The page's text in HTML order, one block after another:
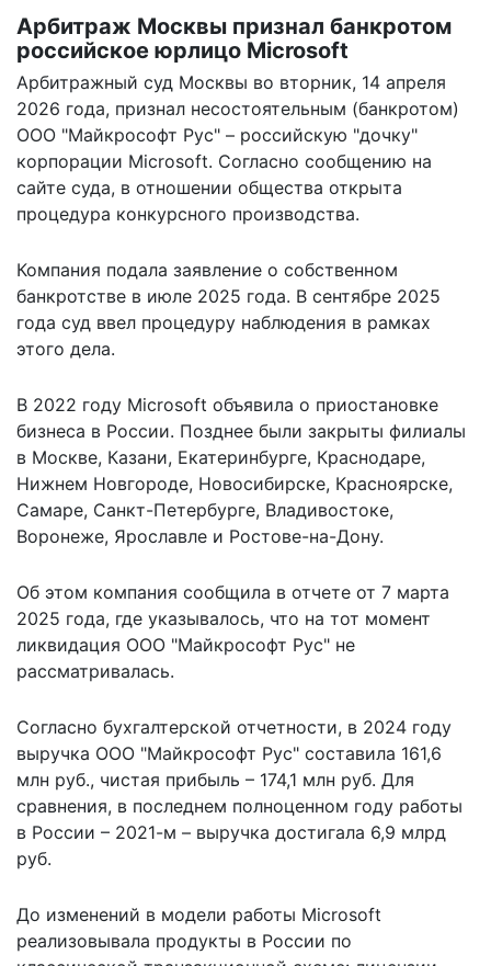
Арбитраж Москвы признал банкротом
российское юрлицо Microsoft
Арбитражный суд Москвы во вторник, 14 апреля
2026 года, признал несостоятельным (банкротом)
ООО "Майкрософт Рус" – российскую "дочку"
корпорации Microsoft. Согласно сообщению на
сайте суда, в отношении общества открыта
процедура конкурсного производства.
Компания подала заявление о собственном
банкротстве в июле 2025 года. В сентябре 2025
года суд ввел процедуру наблюдения в рамках
этого дела.
В 2022 году Microsoft объявила о приостановке
бизнеса в России. Позднее были закрыты филиалы
в Москве, Казани, Екатеринбурге, Краснодаре,
Нижнем Новгороде, Новосибирске, Красноярске,
Самаре, Санкт-Петербурге, Владивостоке,
Воронеже, Ярославле и Ростове-на-Дону.
Об этом компания сообщила в отчете от 7 марта
2025 года, где указывалось, что на тот момент
ликвидация ООО "Майкрософт Рус" не
рассматривалась.
Согласно бухгалтерской отчетности, в 2024 году
выручка ООО "Майкрософт Рус" составила 161,6
млн руб., чистая прибыль – 174,1 млн руб. Для
сравнения, в последнем полноценном году работы
в России – 2021-м – выручка достигала 6,9 млрд
руб.
До изменений в модели работы Microsoft
реализовывала продукты в России по